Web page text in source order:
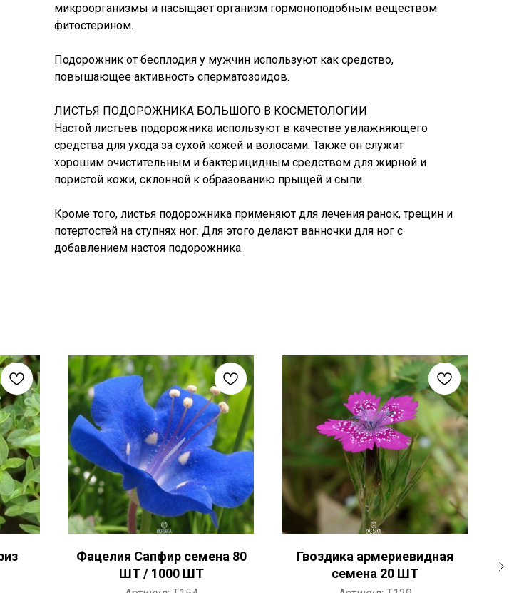
микроорганизмы и насыщает организм гормоноподобным веществом
фитостерином.
Подорожник от бесплодия у мужчин используют как средство,
повышающее активность сперматозоидов.
ЛИСТЬЯ ПОДОРОЖНИКА БОЛЬШОГО В КОСМЕТОЛОГИИ
Настой листьев подорожника используют в качестве увлажняющего
средства для ухода за сухой кожей и волосами. Также он служит
хорошим очистительным и бактерицидным средством для жирной и
пористой кожи, склонной к образованию прыщей и сыпи.
Кроме того, листья подорожника применяют для лечения ранок, трещин и
потертостей на ступнях ног. Для этого делают ванночки для ног с
добавлением настоя подорожника.
Фацелия Сапфир семена 80
ШТ / 1000 ШТ
Гвоздика армериевидная
семена 20 ШТ